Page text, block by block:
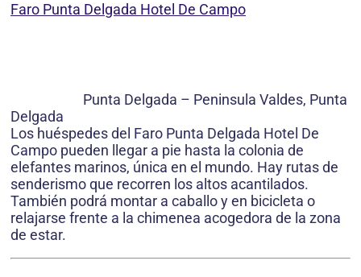
Faro Punta Delgada Hotel De Campo
Punta Delgada – Peninsula Valdes, Punta
Delgada
Los huéspedes del Faro Punta Delgada Hotel De
Campo pueden llegar a pie hasta la colonia de
elefantes marinos, única en el mundo. Hay rutas de
senderismo que recorren los altos acantilados.
También podrá montar a caballo y en bicicleta o
relajarse frente a la chimenea acogedora de la zona
de estar.